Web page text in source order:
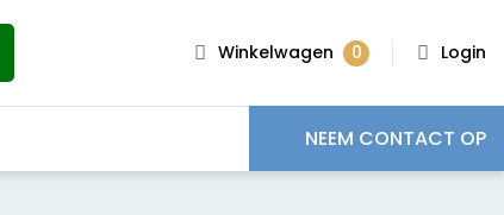
Winkelwagen 0 Login
NEEM CONTACT OP